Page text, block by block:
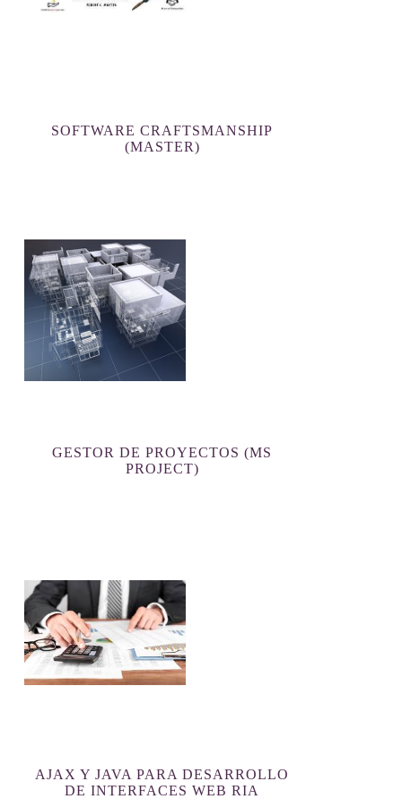
SOFTWARE CRAFTSMANSHIP
(MASTER)
GESTOR DE PROYECTOS (MS
PROJECT)
AJAX Y JAVA PARA DESARROLLO
DE INTERFACES WEB RIA